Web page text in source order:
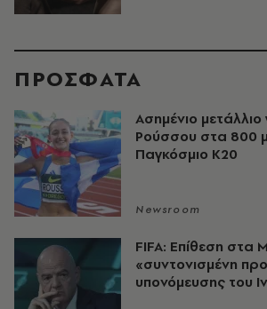
ΠΡΟΣΦΑΤΑ
Ασημένιο μετάλλιο
Ρούσσου στα 800
Παγκόσμιο Κ20
Newsroom
FIFA: Επίθεση στα
«συντονισμένη
υπονόμευσης του